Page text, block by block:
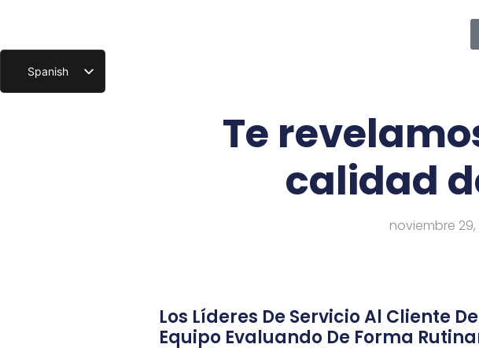
Spanish
English
Te
calidad
noviembre 29,
Los Líderes De Servicio Al Cliente
Equipo Evaluando De Forma